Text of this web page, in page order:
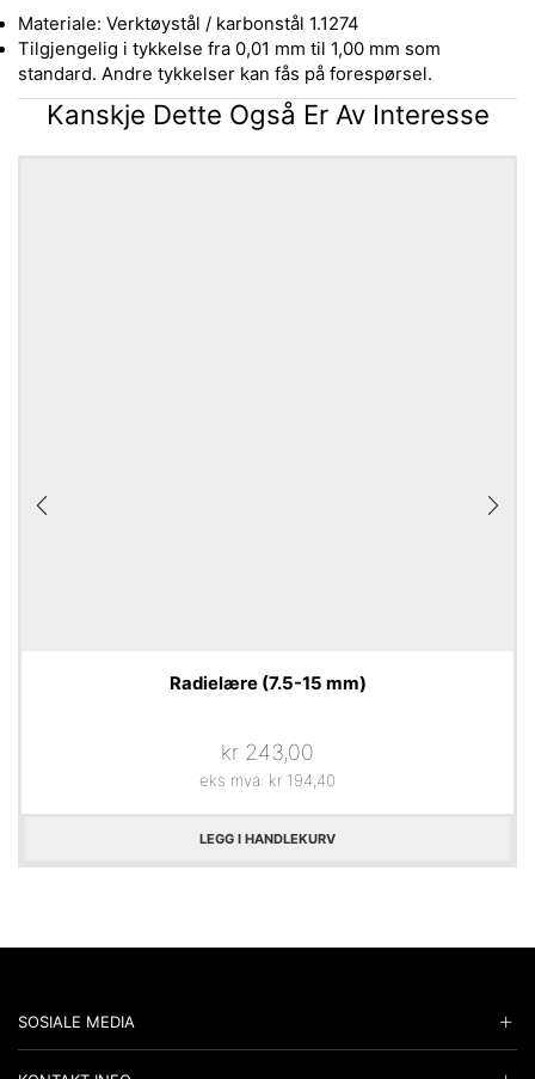
Materiale: Verktøystål / karbonstål 1.1274
Tilgjengelig i tykkelse fra 0,01 mm til 1,00 mm som
standard. Andre tykkelser kan fås på forespørsel.
Kanskje Dette Også Er Av Interesse
Radielære (7.5-15 mm)
kr 243,00
eks mva: kr 194,40
LEGG I HANDLEKURV
SOSIALE MEDIA